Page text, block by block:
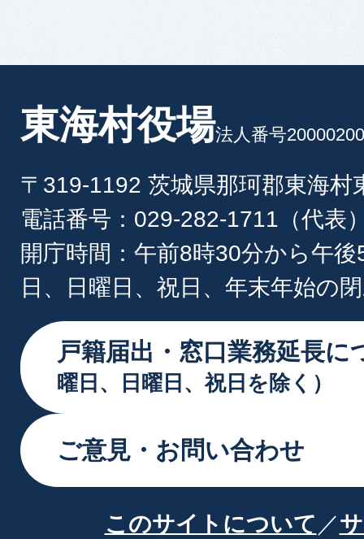
東海村役場法人番号
〒319-1192 茨城県那珂郡東海村
電話番号：029-282-1711（代表
開庁時間：午前8時30分から午
日、日曜日、祝日、年末年始の
戸籍届出・窓口業務延長に
曜日、日曜日、祝日を除く）
ご意見・お問い合わせ
このサイトについて